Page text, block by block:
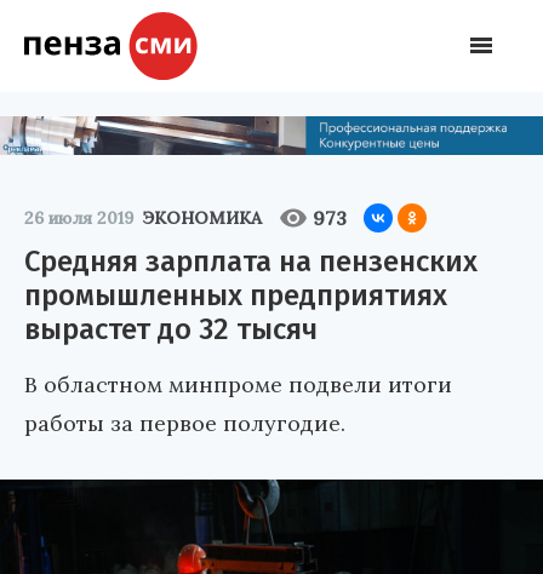
26 июля 2019 ЭКОНОМИКА 973
Средняя зарплата на пензенских
промышленных предприятиях
вырастет до 32 тысяч
В областном минпроме подвели итоги
работы за первое полугодие.